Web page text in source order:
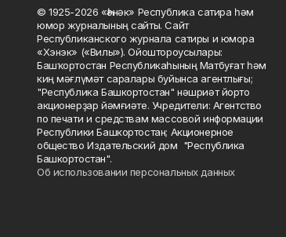
© 1925-2026 «Һәнәк» Республика сатира һәм
юмор журналының сайты. Сайт
Республиканского журнала сатиры и юмора
«Хэнэк» («Вилы»). Ойоштороусылары:
Башҡортостан Республикаһының Матбуғат һәм
киң мәғлүмәт саралары буйынса агентлығы;
"Республика Башкортостан" нәшриәт йорто
акционерҙар йәмғиәте. Учредители: Агентство
по печати и средствам массовой информации
Республики Башкортостан; Акционерное
общество Издательский дом "Республика
Башкортостан".
Об использовании персональных данных